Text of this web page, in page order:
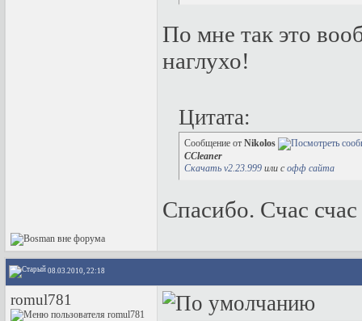
По мне так это
наглухо!
Цитата:
Сообщение от Nikolos
CCleaner
Скачать v2.23.999 или с офф сайта
Спасибо. Счас
08.03.2010, 22:18
romul781